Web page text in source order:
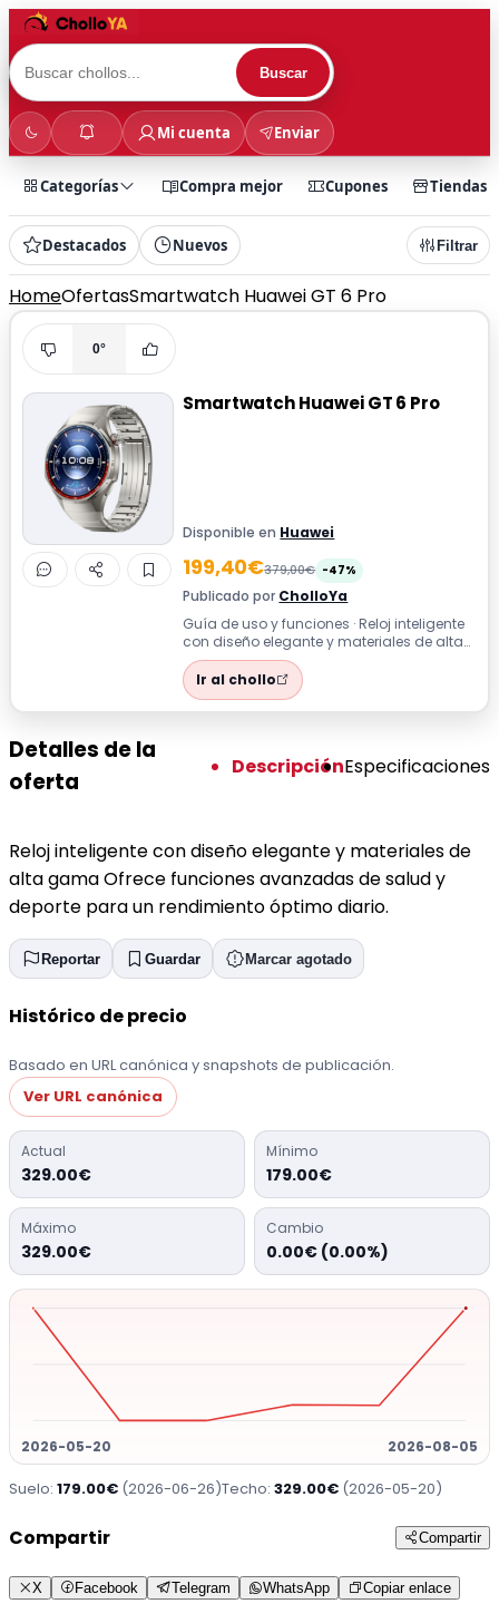
Buscar
Mi cuenta Enviar
Categorías Compra mejor Cupones Tiendas
Destacados Nuevos Filtrar
HomeOfertasSmartwatch Huawei GT 6 Pro
0°
Smartwatch Huawei GT 6 Pro
Disponible en Huawei
199,40€379,00€ -47%
Publicado por CholloYa
Guía de uso y funciones · Reloj inteligente
con diseño elegante y materiales de alta
gama Ofrece funciones avanzadas ...
Ir al chollo
Detalles de la
oferta
DescripciónEspecificaciones
Reloj inteligente con diseño elegante y materiales de
alta gama Ofrece funciones avanzadas de salud y
deporte para un rendimiento óptimo diario.
Reportar Guardar Marcar agotado
Histórico de precio
Basado en URL canónica y snapshots de publicación.
Ver URL canónica
Actual
329.00€
Mínimo
179.00€
Máximo
329.00€
Cambio
0.00€ (0.00%)
2026-05-20 2026-08-05
Suelo: 179.00€ (2026-06-26)Techo: 329.00€ (2026-05-20)
Compartir Compartir
X Facebook Telegram WhatsApp Copiar enlace